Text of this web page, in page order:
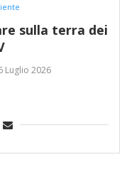
sulla terra dei
Luglio 2026